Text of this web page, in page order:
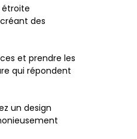
étroite
des
et prendre les
qui répondent
un design